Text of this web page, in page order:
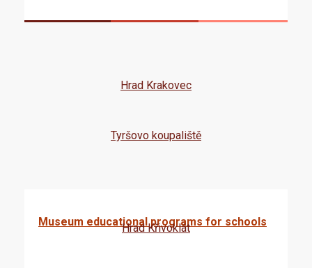
Museum educational programs for schools
Tyršovo koupaliště
Hrad Krakovec
Hrad Křivoklát